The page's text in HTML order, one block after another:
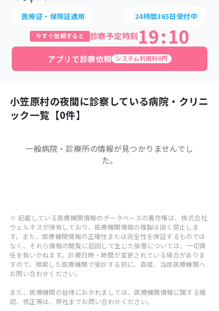
医療証・保険証適用 24時間365日受付中
今すぐ依頼すると 診察予定時刻19:10
アプリで診察依頼 システム利用料0円
小笠原村の夜間に診察している病院・クリニ
ック一覧【0件】
一般病院・診療所の情報が見つかりませんでし
た。
※ 記載している医療機関情報のデータベースの著作権は、株式会社
ウェルネスが保有しており、医療機関情報の複製は固く禁止しま
す。また、医療機関情報の正確性または完全性を保証するものでは
なく、それら情報の閲覧に起因して生じた損害については、一切責
任を負いかねます。診療日時・時間が変更されている場合がありま
すので、検索した医療機関で受診する前に、直接、当該医療機関へ
お問い合わせください。
また、医療機関の皆様におかれましては、医療機関情報に関する確
認、修正等は、弊社までお問い合わせください。